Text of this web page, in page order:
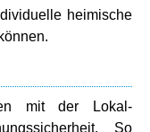
heimische
mit der Lokal-
So